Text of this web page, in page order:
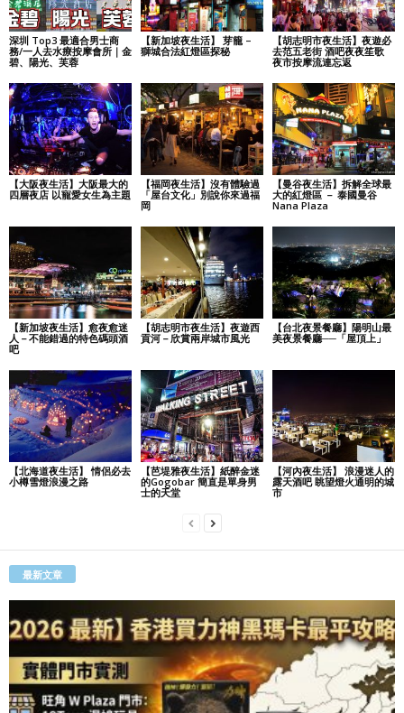
深圳 Top3 最適合男士商
務/一人去水療按摩會所｜金
碧、陽光、芙蓉
【新加坡夜生活】 芽籠 –
獅城合法紅燈區探秘
【胡志明市夜生活】夜遊必
去范五老街 酒吧夜夜笙歌
夜市按摩流連忘返
【大阪夜生活】大阪最大的
四層夜店 以寵愛女生為主題
【福岡夜生活】沒有體驗過
「屋台文化」別說你來過福
岡
【曼谷夜生活】拆解全球最
大的紅燈區 － 泰國曼谷
Nana Plaza
【新加坡夜生活】愈夜愈迷
人－不能錯過的特色碼頭酒
吧
【胡志明市夜生活】夜遊西
貢河－欣賞兩岸城市風光
【台北夜景餐廳】陽明山最
美夜景餐廳──「屋頂上」
【北海道夜生活】 情侶必去
小樽雪燈浪漫之路
【芭堤雅夜生活】紙醉金迷
的Gogobar 簡直是單身男
士的天堂
【河內夜生活】 浪漫迷人的
露天酒吧 眺望燈火通明的城
市
最新文章